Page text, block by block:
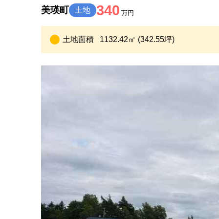
美瑛町 土地 340 万円
土地面積 1132.42㎡ (342.55坪)